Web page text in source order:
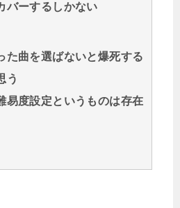
バーするしかない
た曲を選ばないと爆死する
う
易度設定というものは存在